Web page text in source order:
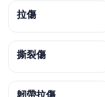
拉傷
撕裂傷
韌帶拉傷